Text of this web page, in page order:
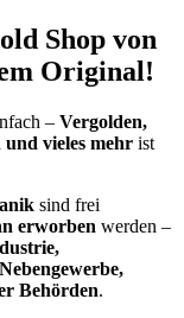
Shop von
Original!
– Vergolden,
vieles mehr ist
sind frei
erworben werden –
Behörden.